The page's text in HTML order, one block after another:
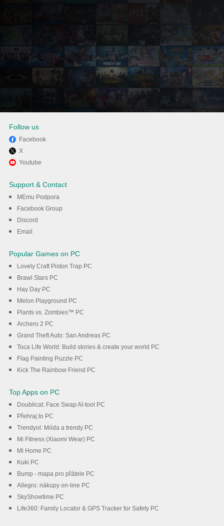
Užijte si hraní Royal Match na
Follow us
Facebook
X
Youtube
Support & Contact
MEmu Podpora
Facebook Group
Discord
Email
Popular Games on PC
Lovely Craft Piston Trap PC
Brawl Stars PC
Hay Day PC
Melon Playground PC
Plants vs. Zombies™ PC
Archero 2 PC
Grand Theft Auto: San Andreas PC
Toca Life World: Build stories & create your world PC
Flag Painting Puzzle PC
Kick The Rainbow Friend PC
Top Apps on PC
Doublicat: Face Swap AI-tool PC
Přehraj.to PC
Trendyol: Móda a trendy PC
Mi Fitness (Xiaomi Wear) PC
Mi Home PC
Kuki PC
Bump - mapa pro přátele PC
Allegro: nákupy on-line PC
SkyShowtime PC
Life360: Family Locator & GPS Tracker for Safety PC